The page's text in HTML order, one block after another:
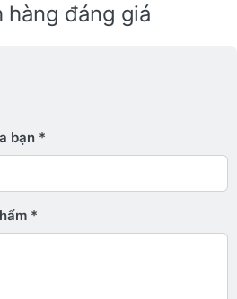
hàng đáng giá
giá: 4 trên 5
3 trên 5 sao.
2 trên 5 sao.
trên 5 sao. Xấu
bạn